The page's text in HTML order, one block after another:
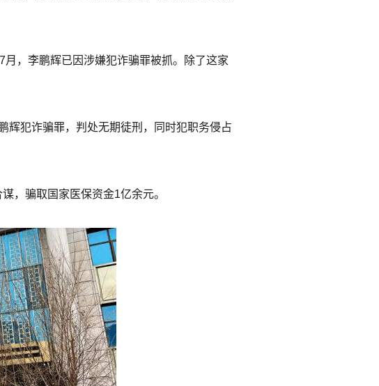
，李鹏辉已因涉嫌犯诈骗罪被抓。除了这家
辉犯诈骗罪，判处无期徒刑，同时犯职务侵占
，骗取国家医保资金1亿余元。